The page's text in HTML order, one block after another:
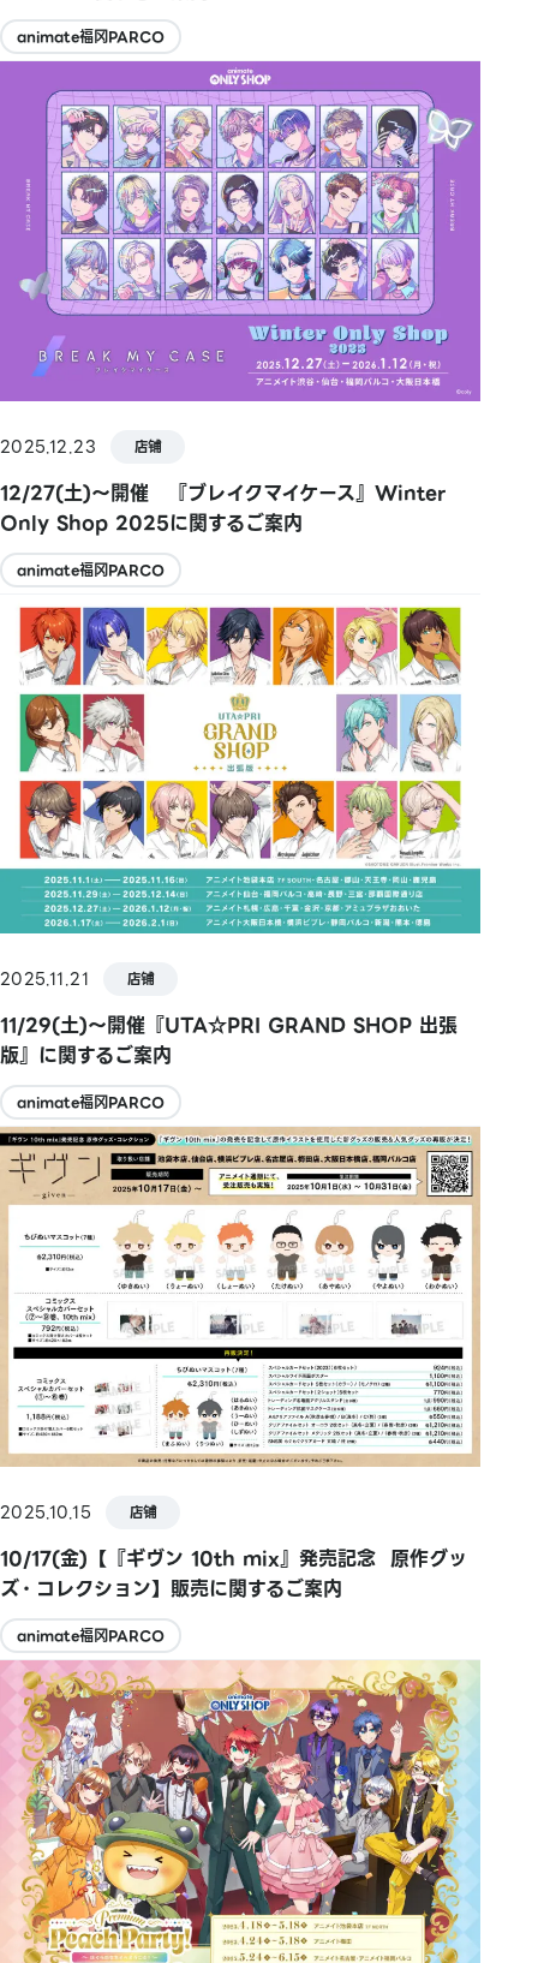
animate福冈PARCO
2025.12.23 店铺
12/27(土)～開催 『ブレイクマイケース』Winter
Only Shop 2025に関するご案内
animate福冈PARCO
2025.11.21 店铺
11/29(土)～開催『UTA☆PRI GRAND SHOP 出張
版』に関するご案内
animate福冈PARCO
2025.10.15 店铺
10/17(金)【『ギヴン 10th mix』発売記念⠀原作グッ
ズ・コレクション】販売に関するご案内
animate福冈PARCO